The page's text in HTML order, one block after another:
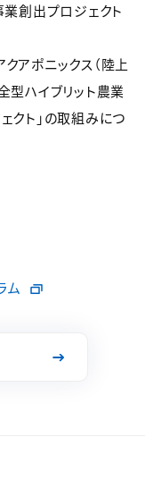
創出プロジェクト
アポニックス（陸上
型ハイブリット農業
クト」の取組みにつ
ム